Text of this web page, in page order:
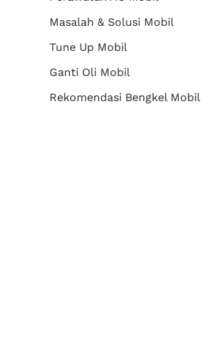
Masalah & Solusi Mobil
Tune Up Mobil
Ganti Oli Mobil
Rekomendasi Bengkel Mobil